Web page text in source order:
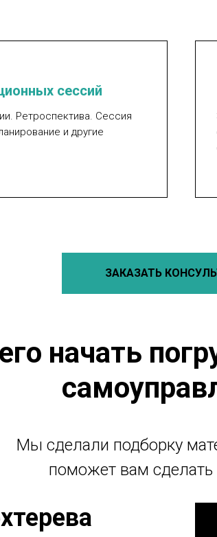
сессий
Ретроспектива. Сессия
и другие
ЗАКАЗАТЬ
начать
Мы сделали подборку
поможет вам